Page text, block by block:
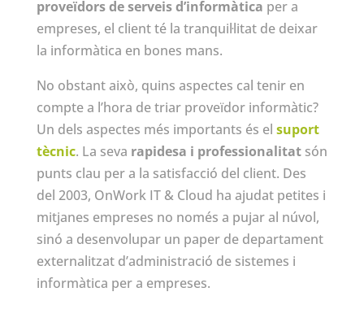
proveïdors de serveis d’informàtica per a
empreses, el client té la tranquil·litat de deixar
la informàtica en bones mans.
No obstant això, quins aspectes cal tenir en
compte a l’hora de triar proveïdor informàtic?
Un dels aspectes més importants és el suport
tècnic. La seva rapidesa i professionalitatsón
punts clau per a la satisfacció del client. Des
del 2003, OnWork IT & Cloud ha ajudat petites i
mitjanes empreses no només a pujar al núvol,
sinó a desenvolupar un paper de departament
externalitzat d’administració de sistemes i
informàtica per a empreses.